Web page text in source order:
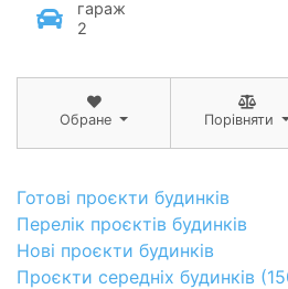
гараж
2
Обране Порівняти
Готові проєкти будинків
Перелік проєктів будинків
Нові проєкти будинків
Проєкти середніх будинків